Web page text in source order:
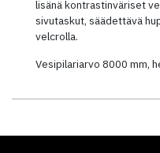
lisänä kontrastinväriset
sivutaskut, säädettävä
velcrolla.
Vesipilariarvo 8000 mm,